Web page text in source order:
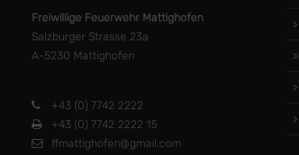
Freiwillige Feuerwehr Mattighofen
Salzburger Strasse 23a
A-5230 Mattighofen
+43 (0) 7742 2222
+43 (0) 7742 2222 15
ffmattighofen@gmail.com